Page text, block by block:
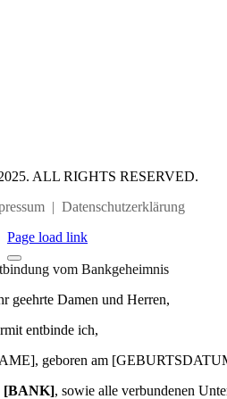
ALL RIGHTS RESERVED.
|Datenschutzerklärung
Page load link
vom Bankgeheimnis
geehrte Damen und Herren,
entbinde ich,
geboren am
[BANK], sowie alle verbundenen